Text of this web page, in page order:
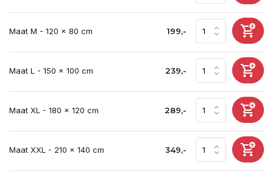
Maat M - 120 x 80 cm 199,-
Maat L - 150 x 100 cm 239,-
Maat XL - 180 x 120 cm 289,-
Maat XXL - 210 x 140 cm 349,-